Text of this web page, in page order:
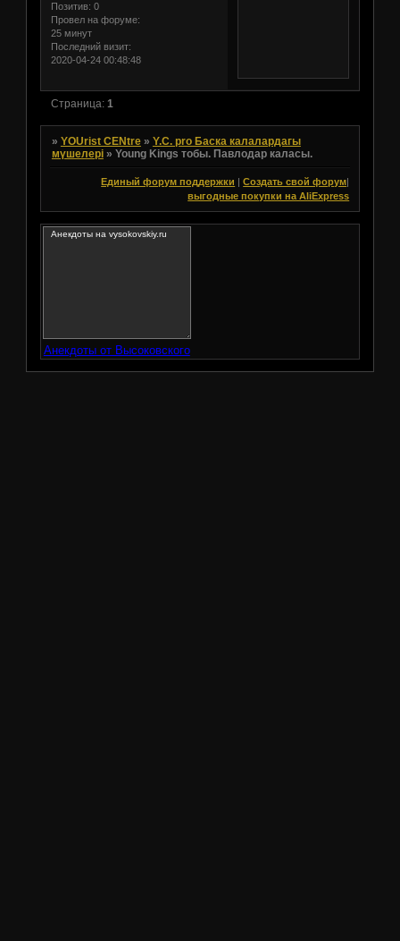
Позитив: 0
Провел на форуме:
25 минут
Последний визит:
2020-04-24 00:48:48
Страница: 1
» YOUrist CENtre » Y.C. pro Баска калалардагы
мүшелері » Young Kings тобы. Павлодар каласы.
Единый форум поддержки |Создать свой форум|
выгодные покупки на AliExpress
Анекдоты от Высоковского